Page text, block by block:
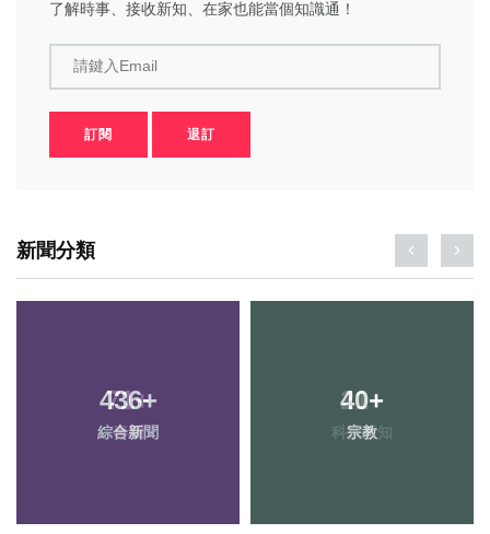
了解時事、接收新知、在家也能當個知識通！
請鍵入Email
訂閱 退訂
新聞分類
436+
綜合新聞
40+
宗教